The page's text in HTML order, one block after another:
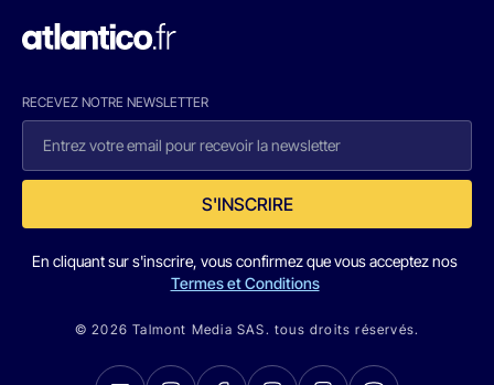
RECEVEZ NOTRE NEWSLETTER
S'INSCRIRE
En cliquant sur s'inscrire, vous confirmez que vous acceptez nos
Termes et Conditions
© 2026 Talmont Media SAS. tous droits réservés.